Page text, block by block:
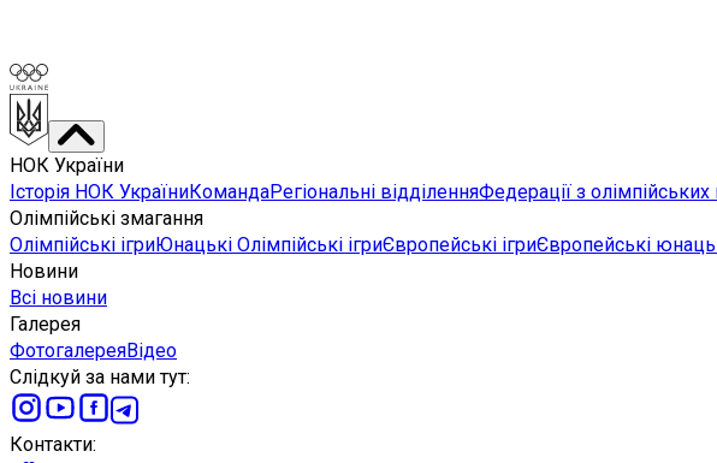
НОК України
Історія НОК УкраїниКомандаРегіональні відділенняФедерації з олімпійських
Олімпійські змагання
Олімпійські ігриЮнацькі Олімпійські ігриЄвропейські ігриЄвропейські
Новини
Всі новини
Галерея
ФотогалереяВідео
Слідкуй за нами тут:
Контакти: